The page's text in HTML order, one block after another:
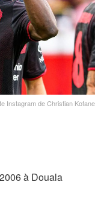
Instagram de Christian Kofane
à Douala